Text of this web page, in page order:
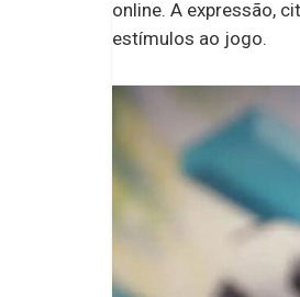
online. A expressão,
estímulos ao jogo.